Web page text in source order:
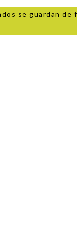
se guardan